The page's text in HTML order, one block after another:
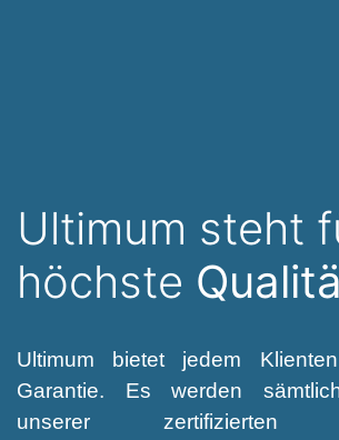
Ultimum steht
höchste
Ultimum bietet jedem
Garantie. Es werden
unserer zertifizierten